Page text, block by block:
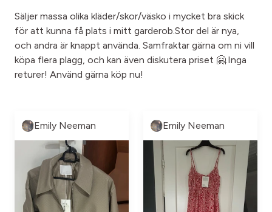
Säljer massa olika kläder/skor/väsko i mycket bra skick
för att kunna få plats i mitt garderob.Stor del är nya,
och andra är knappt använda. Samfraktar gärna om ni vill
köpa flera plagg, och kan även diskutera priset 🤗.Inga
returer! Använd gärna köp nu!
Emily Neeman Emily Neeman